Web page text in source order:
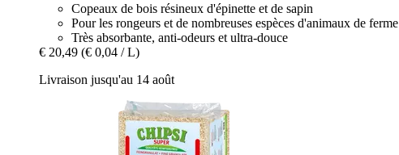
Copeaux de bois résineux d'épinette et de sapin
Pour les rongeurs et de nombreuses espèces d'animaux de ferme
Très absorbante, anti-odeurs et ultra-douce
€ 20,49 (€ 0,04 / L)
Livraison jusqu'au 14 août